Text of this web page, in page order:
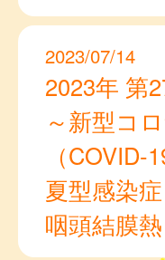
2023/07/14
2023年 第
～新型コ
（COVID-
夏型感染
咽頭結膜